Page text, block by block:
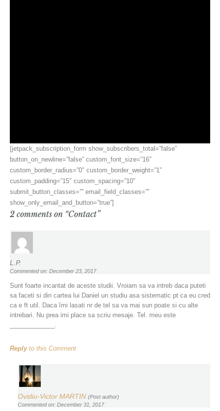
[jetpack_subscription_form show_subscribers_total=”false”
button_on_newline=”false” custom_font_size=”16″
custom_border_radius=”0″ custom_border_weight=”1″
custom_padding=”15″ custom_spacing=”10″
submit_button_classes=”” email_field_classes=””
show_only_email_and_button=”true”]
2 comments on “Contact”
L.P.
Commented on: December 23, 2017
Sunt foarte incantat de aceste studii. Vroiam sa va intreb daca puteti
sa faceti si din cartea lui Daniel un studiu asa sistematic pt ca eu cred
ca e ft util. Daca îmi lasati nr de tel sa va mai sun poate si cu alte
intrebari. Nu prea imi place sa scriu mesaje. Tel. meu este
Replyto this Comment
Ovidiu-Victor MARTIN (Post author)
Commented on: December 31, 2017